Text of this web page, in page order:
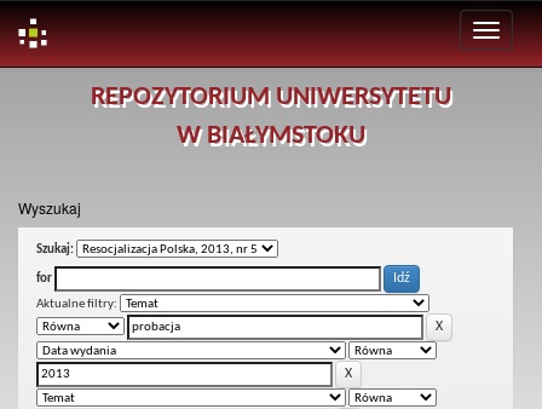
REPOZYTORIUM UNIWERSYTETU
W BIAŁYMSTOKU
Wyszukaj
Szukaj:
for
Aktualne filtry: